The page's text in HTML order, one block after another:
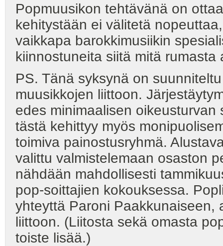
Popmuusikon tehtävänä on
kehitystään ei välitetä
vaikkapa barokkimusiikin
kiinnostuneita siitä mitä
PS. Tänä syksynä on
muusikkojen liittoon.
edes minimaalisen oikeusturvan
tästä kehittyy myös
toimiva painostusryhmä.
valittu valmistelemaan osaston
nähdään mahdollisesti
pop-soittajien kokouksessa.
yhteyttä Paroni Paakkunaiseen,
liittoon. (Liitosta sekä omasta
toiste lisää.)